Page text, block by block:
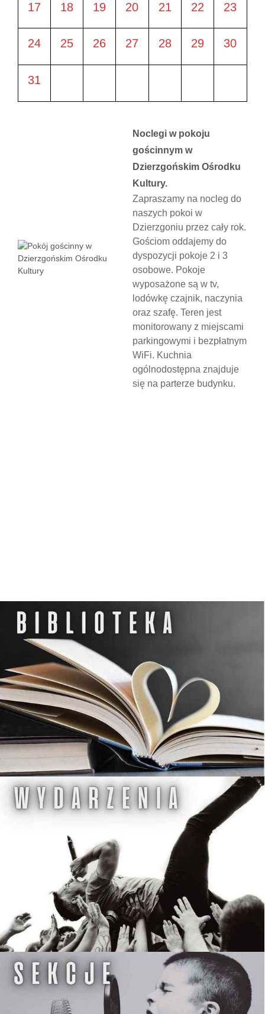
17 18 19 20 21 22 23
24 25 26 27 28 29 30
31
Noclegi w pokoju
gościnnym w
Dzierzgońskim Ośrodku
Kultury.
Zapraszamy na nocleg do
naszych pokoi w
Dzierzgoniu przez cały rok.
Gościom oddajemy do
dyspozycji pokoje 2 i 3
osobowe. Pokoje
wyposażone są w tv,
lodówkę czajnik, naczynia
oraz szafę. Teren jest
monitorowany z miejscami
parkingowymi i bezpłatnym
WiFi. Kuchnia
ogólnodostępna znajduje
się na parterze budynku.